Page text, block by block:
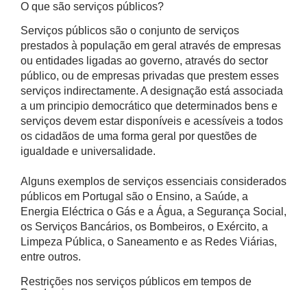
O que são serviços públicos?
Serviços públicos são o conjunto de serviços
prestados à população em geral através de empresas
ou entidades ligadas ao governo, através do sector
público, ou de empresas privadas que prestem esses
serviços indirectamente. A designação está associada
a um principio democrático que determinados bens e
serviços devem estar disponíveis e acessíveis a todos
os cidadãos de uma forma geral por questões de
igualdade e universalidade.
Alguns exemplos de serviços essenciais considerados
públicos em Portugal são o Ensino, a Saúde, a
Energia Eléctrica o Gás e a Água, a Segurança Social,
os Serviços Bancários, os Bombeiros, o Exército, a
Limpeza Pública, o Saneamento e as Redes Viárias,
entre outros.
Restrições nos serviços públicos em tempos de